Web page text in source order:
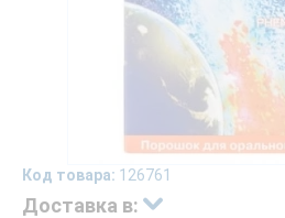
Код товара: 126761
Доставка в: